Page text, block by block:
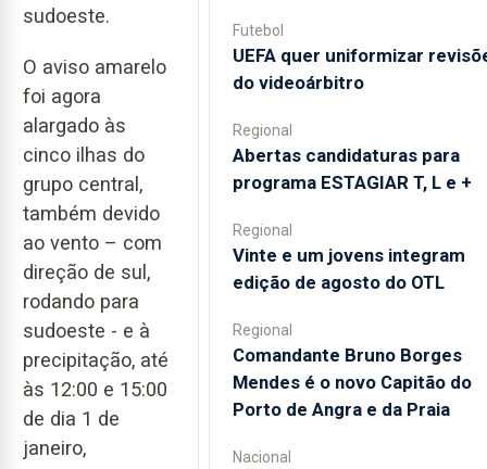
sudoeste.
O aviso amarelo
foi agora
alargado às
cinco ilhas do
grupo central,
também devido
ao vento – com
direção de sul,
rodando para
sudoeste - e à
precipitação, até
às 12:00 e 15:00
de dia 1 de
janeiro,
Futebol
UEFA quer uniformizar
do videoárbitro
Regional
Abertas candidaturas para
programa ESTAGIAR T, L e +
Regional
Vinte e um jovens integram
edição de agosto do OTL
Regional
Comandante Bruno Borges
Mendes é o novo Capitão do
Porto de Angra e da Praia
Nacional